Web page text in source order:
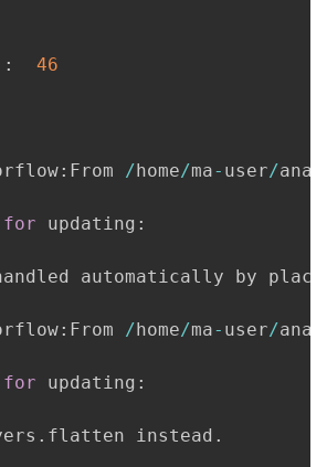
: 46
: From /home/ma- user/
for updating :
automatically by
: From /home/ma- user/
for updating :
. flatten instead .